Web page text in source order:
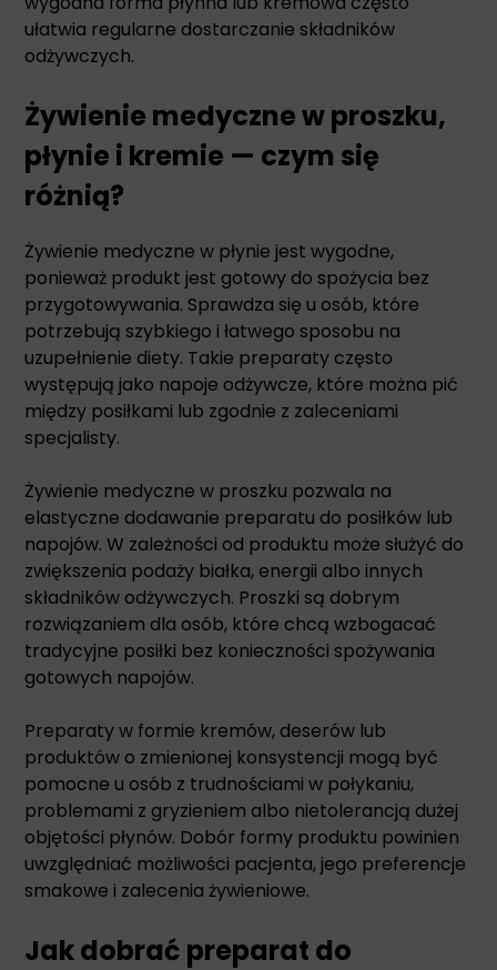
ułatwia regularne dostarczanie składników
odżywczych.
Żywienie medyczne w proszku,
płynie i kremie — czym się
różnią?
Żywienie medyczne w płynie jest wygodne,
ponieważ produkt jest gotowy do spożycia bez
przygotowywania. Sprawdza się u osób, które
potrzebują szybkiego i łatwego sposobu na
uzupełnienie diety. Takie preparaty często
występują jako napoje odżywcze, które można pić
między posiłkami lub zgodnie z zaleceniami
specjalisty.
Żywienie medyczne w proszku pozwala na
elastyczne dodawanie preparatu do posiłków lub
napojów. W zależności od produktu może służyć do
zwiększenia podaży białka, energii albo innych
składników odżywczych. Proszki są dobrym
rozwiązaniem dla osób, które chcą wzbogacać
tradycyjne posiłki bez konieczności spożywania
gotowych napojów.
Preparaty w formie kremów, deserów lub
produktów o zmienionej konsystencji mogą być
pomocne u osób z trudnościami w połykaniu,
problemami z gryzieniem albo nietolerancją dużej
objętości płynów. Dobór formy produktu powinien
uwzględniać możliwości pacjenta, jego preferencje
smakowe i zalecenia żywieniowe.
Jak dobrać preparat do